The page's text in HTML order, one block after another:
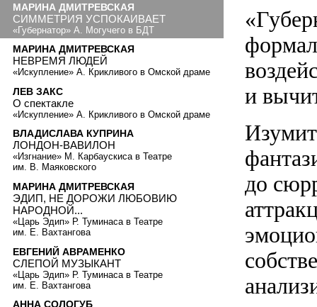
и
до
МАРИНА ДМИТРЕВСКАЯ
СИММЕТРИЯ УСПОКАИВАЕТ
«Губернатор» А. Могучего в БДТ
МАРИНА ДМИТРЕВСКАЯ
НЕВРЕМЯ ЛЮДЕЙ
«Искупление» А. Крикливого в Омской драме
ЛЕВ ЗАКС
О спектакле
«Искупление» А. Крикливого в Омской драме
ВЛАДИСЛАВА КУПРИНА
ЛОНДОН-ВАВИЛОН
«Изгнание» М. Карбаускиса в Театре
им. В. Маяковского
МАРИНА ДМИТРЕВСКАЯ
ЭДИП, НЕ ДОРОЖИ ЛЮБОВИЮ
НАРОДНОЙ...
«Царь Эдип» Р. Туминаса в Театре
им. Е. Вахтангова
ЕВГЕНИЙ АВРАМЕНКО
СЛЕПОЙ МУЗЫКАНТ
«Царь Эдип» Р. Туминаса в Театре
им. Е. Вахтангова
АННА СОЛОГУБ